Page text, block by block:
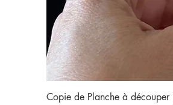
Copie de Planche à